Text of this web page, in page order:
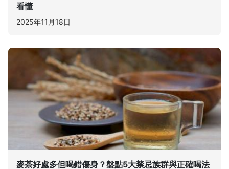
看懂
2025年11月18日
麥茶好處多但喝錯傷身？盤點5大禁忌族群與正確喝法